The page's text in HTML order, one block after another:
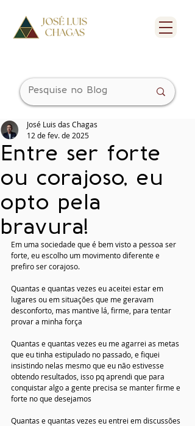
Entre ser forte
ou corajoso, eu
opto pela
bravura!
José Luis das Chagas
12 de fev. de 2025
Em uma sociedade que é bem visto a pessoa ser
forte, eu escolho um movimento diferente e
prefiro ser corajoso.
Quantas e quantas vezes eu aceitei estar em
lugares ou em situações que me geravam
desconforto, mas mantive lá, firme, para tentar
provar a minha força
Quantas e quantas vezes eu me agarrei as metas
que eu tinha estipulado no passado, e fiquei
insistindo nelas mesmo que eu não estivesse
obtendo resultados, isso pq aprendi que para
conquistar algo a gente precisa se manter firme e
forte no que desejamos
Quantas e quantas vezes eu entrei em discussões